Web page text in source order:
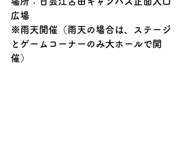
広場
※雨天開催（雨天の場合は、ステージ
とゲームコーナーのみ大ホールで開
催）